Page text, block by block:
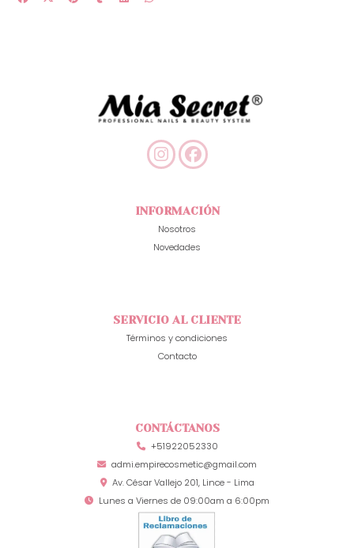
INFORMACIÓN
Nosotros
Novedades
SERVICIO AL CLIENTE
Términos y condiciones
Contacto
CONTÁCTANOS
+51922052330
admi.empirecosmetic@gmail.com
Av. César Vallejo 201, Lince - Lima
Lunes a Viernes de 09:00am a 6:00pm